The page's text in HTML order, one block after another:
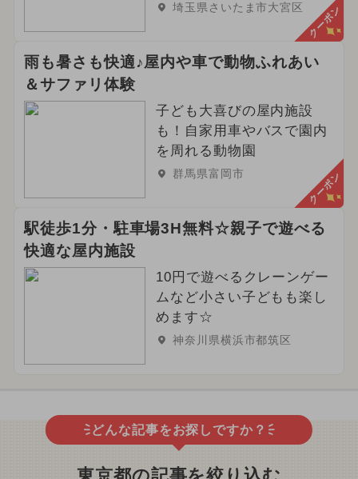
埼玉県さいたま市大宮区 クーポン
雨も暑さも快適♪屋内や車で動物ふれあい
＆サファリ体験
子ども大喜びの屋内施設
も！自家用車やバスで園内
を周れる動物園
群馬県富岡市 クーポン
駅徒歩1分・駐車場3H無料☆親子で遊べる
快適な屋内施設
10円で遊べるクレーンゲー
ムなど小さい子どもも楽し
めます☆
神奈川県横浜市都筑区
どんな記事をお探しですか？